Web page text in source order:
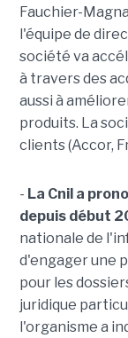
Fauchier-
l'équipe de
société va
à travers des
aussi à
produits. La
clients (Accor,
- La Cnil a
depuis début
nationale de
d'engager une
pour les
juridique
l'organisme a